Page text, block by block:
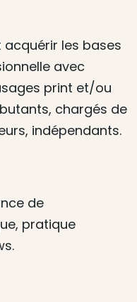
les bases
avec
print et/ou
chargés de
indépendants.
de
pratique